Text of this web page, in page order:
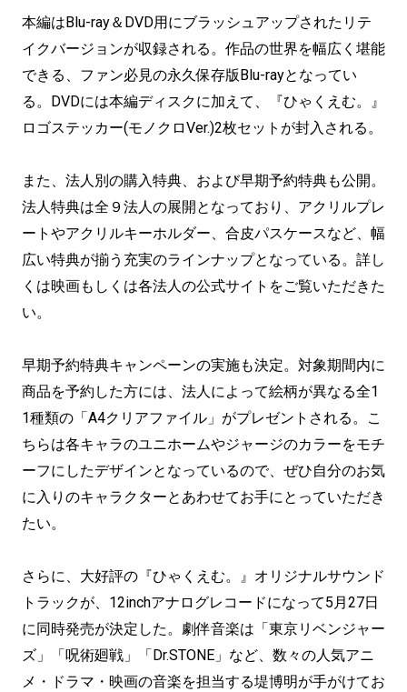
本編はBlu-ray＆DVD用にブラッシュアップされたリテ
イクバージョンが収録される。作品の世界を幅広く堪能
できる、ファン必見の永久保存版Blu-rayとなってい
る。DVDには本編ディスクに加えて、『ひゃくえむ。』
ロゴステッカー(モノクロVer.)2枚セットが封入される。
また、法人別の購入特典、および早期予約特典も公開。
法人特典は全９法人の展開となっており、アクリルプレ
ートやアクリルキーホルダー、合皮パスケースなど、幅
広い特典が揃う充実のラインナップとなっている。詳し
くは映画もしくは各法人の公式サイトをご覧いただきた
い。
早期予約特典キャンペーンの実施も決定。対象期間内に
商品を予約した方には、法人によって絵柄が異なる全1
1種類の「A4クリアファイル」がプレゼントされる。こ
ちらは各キャラのユニホームやジャージのカラーをモチ
ーフにしたデザインとなっているので、ぜひ自分のお気
に入りのキャラクターとあわせてお手にとっていただき
たい。
さらに、大好評の『ひゃくえむ。』オリジナルサウンド
トラックが、12inchアナログレコードになって5月27日
に同時発売が決定した。劇伴音楽は「東京リベンジャー
ズ」「呪術廻戦」「Dr.STONE」など、数々の人気アニ
メ・ドラマ・映画の音楽を担当する堤博明が手がけてお